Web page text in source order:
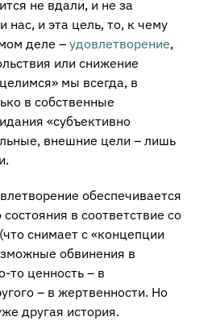
не вдали, и не за
нас, и эта цель, то, к чему
деле – удовлетворение,
или снижение
мы всегда, в
в собственные
«субъективно
внешние цели – лишь
обеспечивается
в соответствие со
снимает с «концепции
обвинения в
то ценность – в
– в жертвенности. Но
другая история.